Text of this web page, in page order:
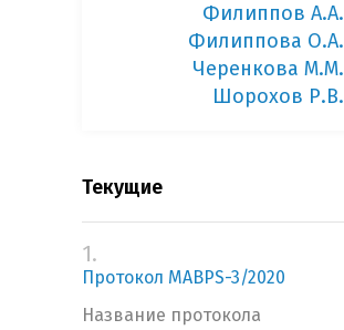
Филиппов А.А.
Филиппова О.А.
Черенкова М.М.
Шорохов Р.В.
Текущие
1.
Протокол MABPS-3/2020
Название протокола